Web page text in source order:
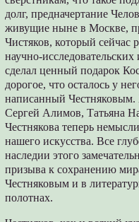
долг, предначертание
живущие ныне в Москве,
Чистяков, который сейчас
научно-
сделал ценный подарок
дорогое, что осталось у
написанный
Сергей Алимов, Татьяна
Честнякова теперь
нашего искусства. Все
наследии этого
призыва к сохранению
Честняковым и в
полотнах.